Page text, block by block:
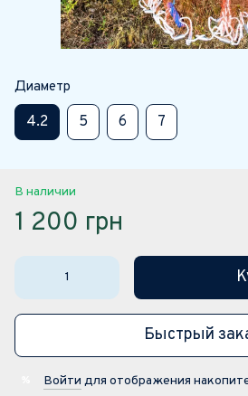
Диаметр
4.2 5 6 7
В наличии
1 200 грн
Быстрый
Войти для отображения